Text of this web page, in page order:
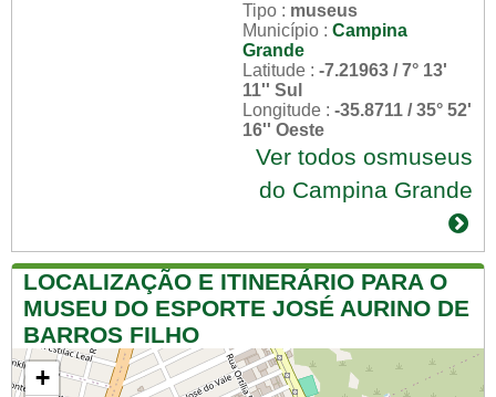
Tipo : museus
Município : Campina
Grande
Latitude : -7.21963 / 7° 13'
11'' Sul
Longitude : -35.8711 / 35° 52'
16'' Oeste
Ver todos osmuseus
do Campina Grande
LOCALIZAÇÃO E ITINERÁRIO PARA O
MUSEU DO ESPORTE JOSÉ AURINO DE
BARROS FILHO
+